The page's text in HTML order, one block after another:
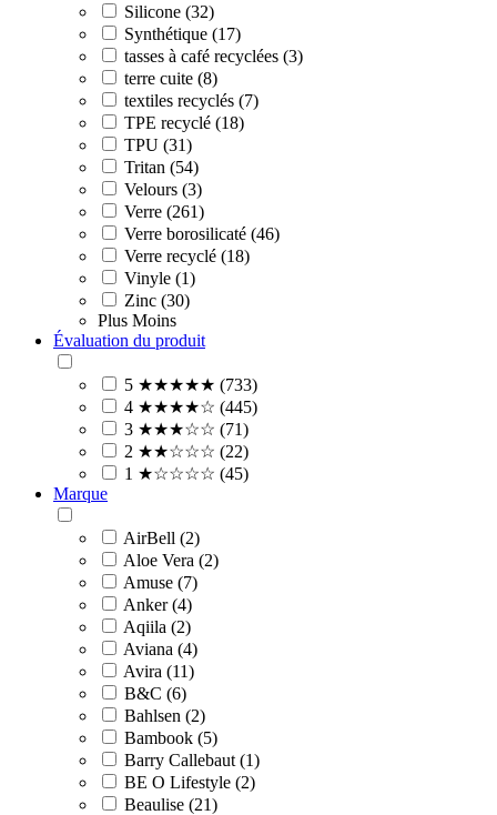
Silicone (32)
Synthétique (17)
tasses à café recyclées (3)
terre cuite (8)
textiles recyclés (7)
TPE recyclé (18)
TPU (31)
Tritan (54)
Velours (3)
Verre (261)
Verre borosilicaté (46)
Verre recyclé (18)
Vinyle (1)
Zinc (30)
Plus Moins
Évaluation du produit
5 ★★★★★ (733)
4 ★★★★☆ (445)
3 ★★★☆☆ (71)
2 ★★☆☆☆ (22)
1 ★☆☆☆☆ (45)
Marque
AirBell (2)
Aloe Vera (2)
Amuse (7)
Anker (4)
Aqiila (2)
Aviana (4)
Avira (11)
B&C (6)
Bahlsen (2)
Bambook (5)
Barry Callebaut (1)
BE O Lifestyle (2)
Beaulise (21)